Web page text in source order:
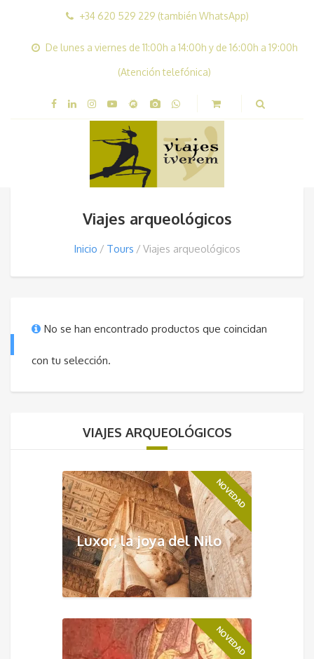
+34 620 529 229 (también WhatsApp)
De lunes a viernes de 11:00h a 14:00h y de 16:00h a 19:00h
(Atención telefónica)
Viajes arqueológicos
Inicio Tours Viajes arqueológicos
No se han encontrado productos que coincidan
con tu selección.
VIAJES ARQUEOLÓGICOS
NOVEDAD
Luxor, la joya del Nilo
NOVEDAD